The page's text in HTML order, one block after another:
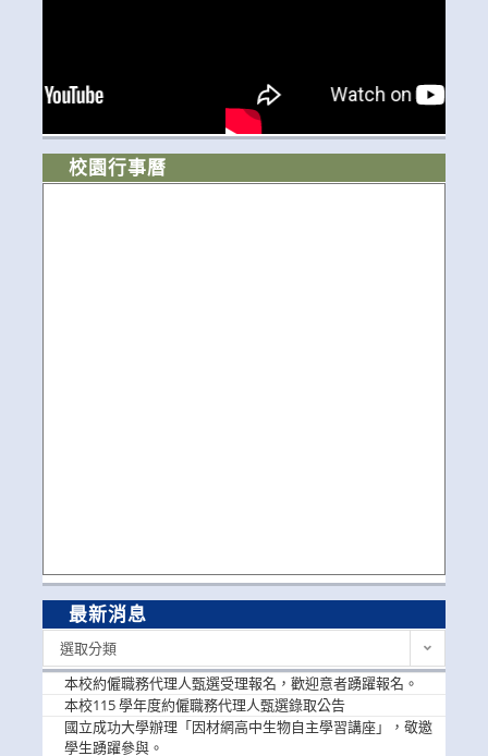
校園行事曆
最新消息
選取分類
本校約僱職務代理人甄選受理報名，歡迎意者踴躍報名。
本校115 學年度約僱職務代理人甄選錄取公告
國立成功大學辦理「因材網高中生物自主學習講座」，敬邀
學生踴躍參與。